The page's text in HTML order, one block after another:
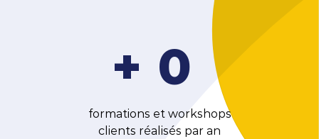
+ 0
formations et workshops
clients réalisés par an